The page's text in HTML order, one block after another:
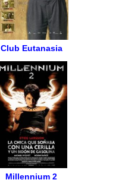
Club Eutanasia
Millennium 2